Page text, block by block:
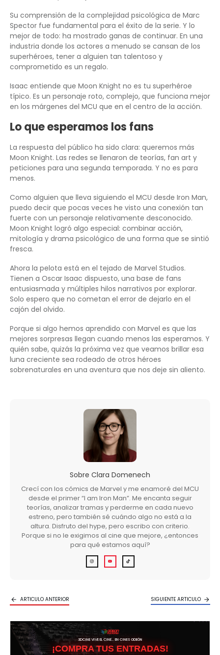
Su comprensión de la complejidad psicológica de Marc
Spector fue fundamental para el éxito de la serie. Y lo
mejor de todo: ha mostrado ganas de continuar. En una
industria donde los actores a menudo se cansan de los
superhéroes, tener a alguien tan talentoso y
comprometido es un regalo.
Isaac entiende que Moon Knight no es tu superhéroe
típico. Es un personaje roto, complejo, que funciona mejor
en los márgenes del MCU que en el centro de la acción.
Lo que esperamos los fans
La respuesta del público ha sido clara: queremos más
Moon Knight. Las redes se llenaron de teorías, fan art y
peticiones para una segunda temporada. Y no es para
menos.
Como alguien que lleva siguiendo el MCU desde Iron Man,
puedo decir que pocas veces he visto una conexión tan
fuerte con un personaje relativamente desconocido.
Moon Knight logró algo especial: combinar acción,
mitología y drama psicológico de una forma que se sintió
fresca.
Ahora la pelota está en el tejado de Marvel Studios.
Tienen a Oscar Isaac dispuesto, una base de fans
entusiasmada y múltiples hilos narrativos por explorar.
Solo espero que no cometan el error de dejarlo en el
cajón del olvido.
Porque si algo hemos aprendido con Marvel es que las
mejores sorpresas llegan cuando menos las esperamos. Y
quién sabe, quizás la próxima vez que veamos brillar esa
luna creciente sea rodeado de otros héroes
sobrenaturales en una aventura que nos deje sin aliento.
Sobre Clara Domenech
Crecí con los cómics de Marvel y me enamoré del MCU
desde el primer “I am Iron Man”. Me encanta seguir
teorías, analizar tramas y perderme en cada nuevo
estreno, pero también sé cuándo algo no está a la
altura. Disfruto del hype, pero escribo con criterio.
Porque si no le exigimos al cine que mejore, ¿entonces
para qué estamos aquí?
ARTICULO ANTERIOR SIGUIENTE ARTICULO
3DCINE VIVE EL CINE… EN CINES ODEÓN
¡COMPRA TUS ENTRADAS!